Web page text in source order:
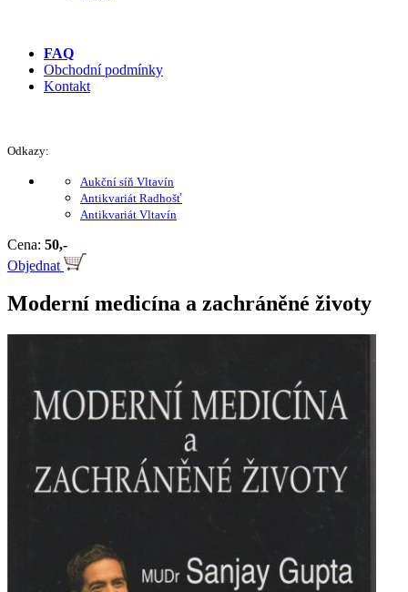
FAQ
Obchodní podmínky
Kontakt
Odkazy:
Aukční síň Vltavín
Antikvariát Radhošť
Antikvariát Vltavín
Cena: 50,-
Objednat
Moderní medicína a zachráněné životy